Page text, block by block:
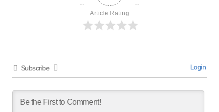
Article Rating
Subscribe Login